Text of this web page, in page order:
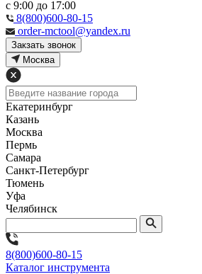
с 9:00 до 17:00
8(800)600-80-15
order-mctool@yandex.ru
Закзать звонок
Москва
Екатеринбург
Казань
Москва
Пермь
Самара
Санкт-Петербург
Тюмень
Уфа
Челябинск
8(800)600-80-15
Каталог инструмента